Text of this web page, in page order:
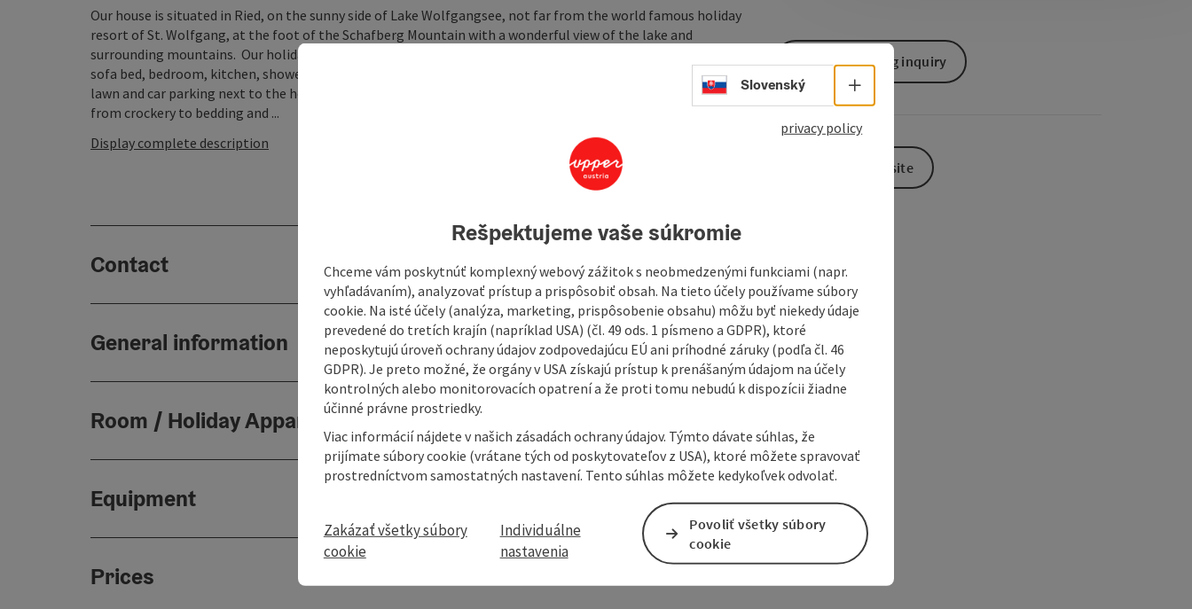
Our house is situated in Ried, on the sunny side of Lake Wolfgangsee, not far from the world famous holiday
resort of St. Wolfgang, at the foot of the Schafberg Mountain with a wonderful view of the lake and
surrounding mountains. Our holiday apartments are lovingly furnished, for 2-4 people and have a lounge with
sofa bed, bedroom, kitchen, shower, WC, separate lobby, balcony, central heating, TV, terrace, sunbathing
lawn and car parking next to the house. We are open all year round and the apartments are fully equipped,
from crockery to bedding and ...
Display complete description
Contact
General information
Room / Holiday Appartement
Equipment
Prices
non-binding inquiry
To the website
Select language - Open menu
Slovenský
privacy policy
Rešpektujeme vaše súkromie
Chceme vám poskytnúť komplexný webový zážitok s neobmedzenými funkciami (napr.
vyhľadávaním), analyzovať prístup a prispôsobiť obsah. Na tieto účely používame súbory
cookie. Na isté účely (analýza, marketing, prispôsobenie obsahu) môžu byť niekedy údaje
prevedené do tretích krajín (napríklad USA) (čl. 49 ods. 1 písmeno a GDPR), ktoré
neposkytujú úroveň ochrany údajov zodpovedajúcu EÚ ani príhodné záruky (podľa čl. 46
GDPR). Je preto možné, že orgány v USA získajú prístup k prenášaným údajom na účely
kontrolných alebo monitorovacích opatrení a že proti tomu nebudú k dispozícii žiadne
účinné právne prostriedky.
Viac informácií nájdete v našich zásadách ochrany údajov. Týmto dávate súhlas, že
prijímate súbory cookie (vrátane tých od poskytovateľov z USA), ktoré môžete spravovať
prostredníctvom samostatných nastavení. Tento súhlas môžete kedykoľvek odvolať.
Zakázať všetky súbory
cookie
Individuálne
nastavenia
Povoliť všetky súbory
cookie